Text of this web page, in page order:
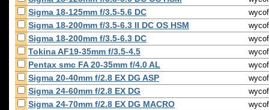
Sigma 18-125mm f/3.5-5.6 DC
Sigma 18-200mm f/3.5-6.3 II DC OS HSM
Sigma 18-200mm f/3.5-6.3 DC
Tokina AF19-35mm f/3.5-4.5
Pentax smc FA 20-35mm f/4.0 AL
Sigma 20-40mm f/2.8 EX DG ASP
Sigma 24-60mm f/2.8 EX DG
Sigma 24-70mm f/2.8 EX DG MACRO